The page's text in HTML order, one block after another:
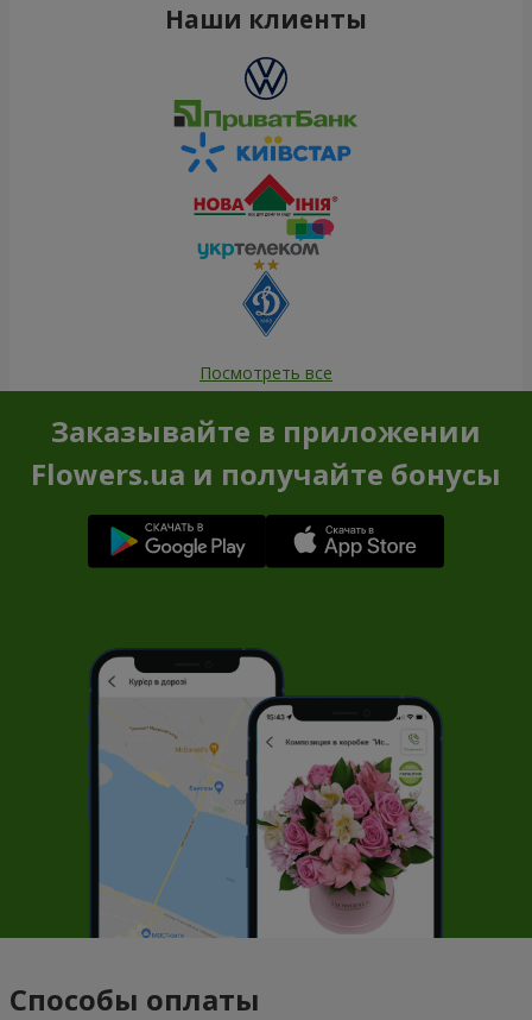
Наши клиенты
Посмотреть все
Заказывайте в приложении
Flowers.ua и получайте бонусы
Способы оплаты